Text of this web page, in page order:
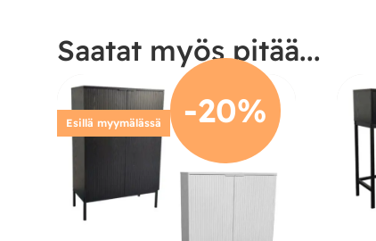
Saatat myös pitää...
-20%
Esillä myymälässä